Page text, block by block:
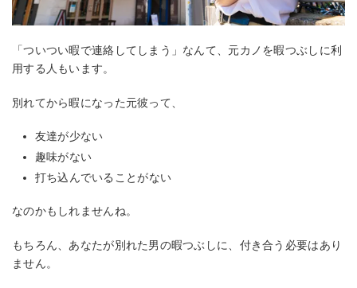
「ついつい暇で連絡してしまう」なんて、元カノを暇つぶしに利
用する人もいます。
別れてから暇になった元彼って、
友達が少ない
趣味がない
打ち込んでいることがない
なのかもしれませんね。
もちろん、あなたが別れた男の暇つぶしに、付き合う必要はあり
ません。